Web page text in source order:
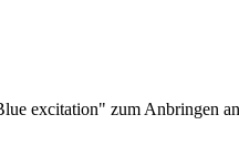
excitation" zum